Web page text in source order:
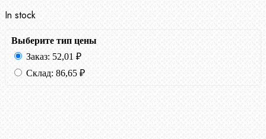
In stock
Выберите тип цены
Заказ: 52,01 ₽
Склад: 86,65 ₽